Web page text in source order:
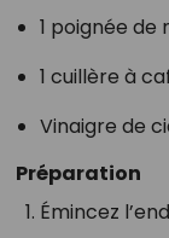
1 poignée de
1 cuillère à
Vinaigre de
Préparation
Émincez